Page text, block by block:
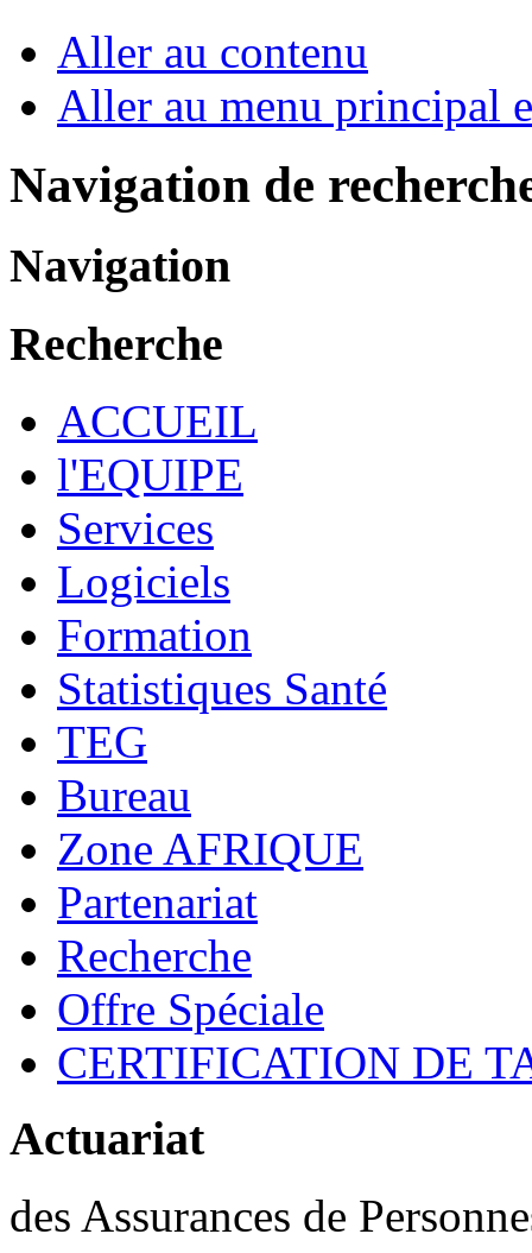
Aller au contenu
Aller au menu principal
Navigation de
Navigation
Recherche
ACCUEIL
l'EQUIPE
Services
Logiciels
Formation
Statistiques Santé
TEG
Bureau
Zone AFRIQUE
Partenariat
Recherche
Offre Spéciale
CERTIFICATION DE
Actuariat
des Assurances de